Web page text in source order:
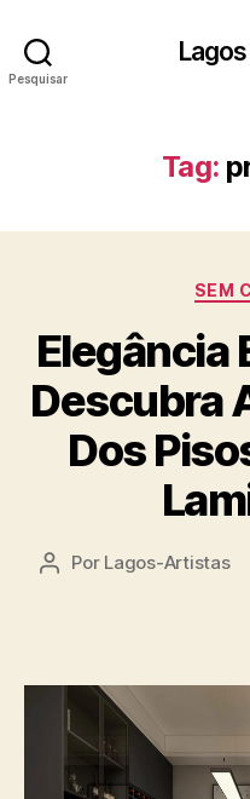
Pesquisar
Tag:
SEM
Elegância
Descubra
Dos
Autor
Por Lagos-Artistas